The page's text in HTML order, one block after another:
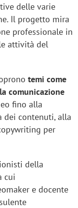
delle varie
Il progetto mira
professionale in
attività del
temi come
comunicazione
fino alla
dei contenuti, alla
per
della
cui
e docente